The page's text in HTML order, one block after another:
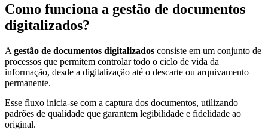
Cases
CENTRALINF
Quem
Somos
Nossas
Políticas
Como funciona a gestão de documentos
digitalizados?
A gestão de documentos digitalizados consiste em um conjunto de
processos que permitem controlar todo o ciclo de vida da
informação, desde a digitalização até o descarte ou arquivamento
permanente.
Esse fluxo inicia-se com a captura dos documentos, utilizando
padrões de qualidade que garantem legibilidade e fidelidade ao
original.